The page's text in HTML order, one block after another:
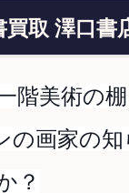
買取 澤口書
階美術の
の画家の
？